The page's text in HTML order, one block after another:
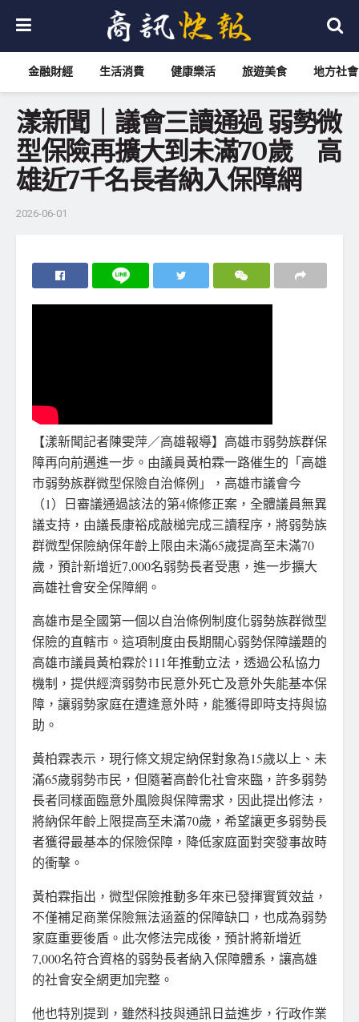
金融財經 生活消費 健康樂活 旅遊美食 地方社會
漾新聞｜議會三讀通過 弱勢微
型保險再擴大到未滿70歲 高
雄近7千名長者納入保障網
2026-06-01
【漾新聞記者陳雯萍／高雄報導】高雄市弱勢族群保
障再向前邁進一步。由議員黃柏霖一路催生的「高雄
市弱勢族群微型保險自治條例」，高雄市議會今
（1）日審議通過該法的第4條修正案，全體議員無異
議支持，由議長康裕成敲槌完成三讀程序，將弱勢族
群微型保險納保年齡上限由未滿65歲提高至未滿70
歲，預計新增近7,000名弱勢長者受惠，進一步擴大
高雄社會安全保障網。
高雄市是全國第一個以自治條例制度化弱勢族群微型
保險的直轄市。這項制度由長期關心弱勢保障議題的
高雄市議員黃柏霖於111年推動立法，透過公私協力
機制，提供經濟弱勢市民意外死亡及意外失能基本保
障，讓弱勢家庭在遭逢意外時，能獲得即時支持與協
助。
黃柏霖表示，現行條文規定納保對象為15歲以上、未
滿65歲弱勢市民，但隨著高齡化社會來臨，許多弱勢
長者同樣面臨意外風險與保障需求，因此提出修法，
將納保年齡上限提高至未滿70歲，希望讓更多弱勢長
者獲得最基本的保險保障，降低家庭面對突發事故時
的衝擊。
黃柏霖指出，微型保險推動多年來已發揮實質效益，
不僅補足商業保險無法涵蓋的保障缺口，也成為弱勢
家庭重要後盾。此次修法完成後，預計將新增近
7,000名符合資格的弱勢長者納入保障體系，讓高雄
的社會安全網更加完整。
他也特別提到，雖然科技與通訊日益進步，行政作業